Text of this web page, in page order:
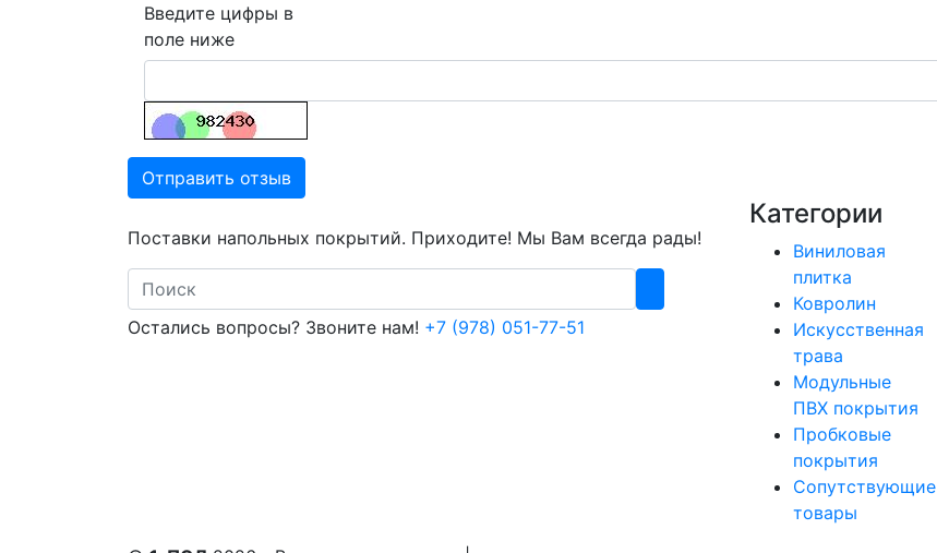
Введите цифры в
поле ниже
Отправить отзыв
Поставки напольных покрытий. Приходите! Мы Вам всегда рады!
Search
Остались вопросы? Звоните нам! +7 (978) 051-77-51
Категории
Виниловая
плитка
Ковролин
Искусственная
трава
Модульные
ПВХ покрытия
Пробковые
покрытия
Сопутствующие
товары